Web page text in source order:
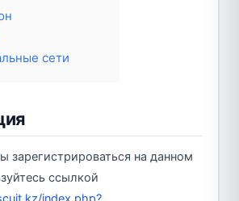
сети
зарегистрироваться на данном
ссылкой